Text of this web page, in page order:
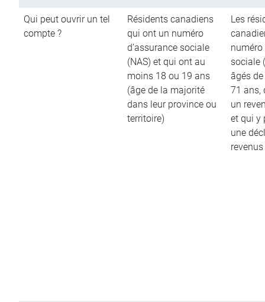
Qui peut ouvrir un tel
compte ?
Résidents canadiens
qui ont un numéro
d’assurance sociale
(NAS) et qui ont au
moins 18 ou 19 ans
(âge de la majorité
dans leur province ou
territoire)
Les
numéro
sociale
âgés
71 ans,
un
et qui y
une
revenus